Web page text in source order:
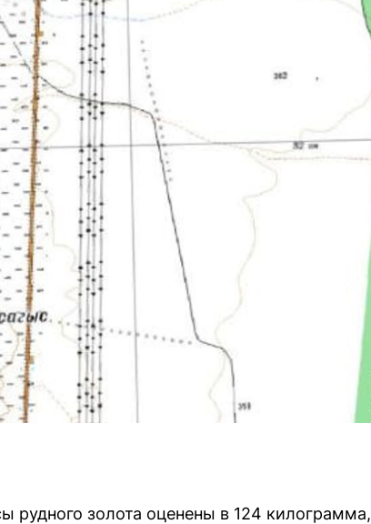
рудного золота оценены в 124 килограмма,